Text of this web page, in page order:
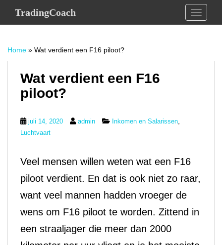
TradingCoach
Home » Wat verdient een F16 piloot?
Wat verdient een F16
piloot?
juli 14, 2020 admin Inkomen en Salarissen
Luchtvaart
Veel mensen willen weten wat een F16
piloot verdient. En dat is ook niet zo raar,
want veel mannen hadden vroeger de
wens om F16 piloot te worden. Zittend in
een straaljager die meer dan 2000